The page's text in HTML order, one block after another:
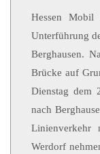
Hessen
Unterführung
Berghausen.
Brücke auf
Dienstag dem
nach
Linienverkehr
Werdorf